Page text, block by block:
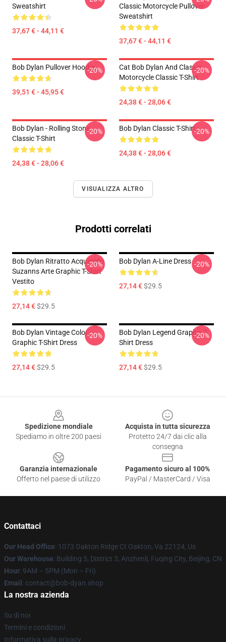
Sweatshirt
37,67 € - 44,11 €
Classic Motorcycle Pullover
Sweatshirt
37,67 € - 44,11 €
Bob Dylan Pullover Hoodie
39,51 € - 45,95 €
-20%
Cat Bob Dylan And Classic
Motorcycle Classic T-Shirt
24,38 € - 28,06 €
-20%
Bob Dylan - Rolling Stone
Classic T-Shirt
24,38 € - 28,06 €
-20% Bob Dylan Classic T-Shirt
24,38 € - 28,06 €
-20%
VISUALIZZA ALTRO
Prodotti correlati
Bob Dylan Ritratto Acquerello
Suzanns Arte Graphic T-Shirt
Vestito
27,14 €$29.5
-20% Bob Dylan A-Line Dress
27,14 €$29.5
-20%
Bob Dylan Vintage Color
Graphic T-Shirt Dress
27,14 €$29.5
-20%
Bob Dylan Legend Graphic T-
Shirt Dress
27,14 €$29.5
-20%
Spedizione mondiale
Spediamo in oltre 200 paesi
Acquista in tutta sicurezza
Protetto 24/7 dai clic alla
consegna
Garanzia internazionale
Offerto nel paese di utilizzo
Pagamento sicuro al 100%
PayPal / MasterCard / Visa
Contattaci
Our Head Office: 1073 Oakton Ridge Ct Oakton, Va 22124, Us
Our Warehouse: Building 3, District 3, Anzhenli, Fuqing City, Beijing, CN
Hour: 9AM – 5PM (Mon – Fri)
Email : contact@bob-dyan.shop
La nostra azienda
Su di noi
Termini e condizioni
Informativa sulla privacy